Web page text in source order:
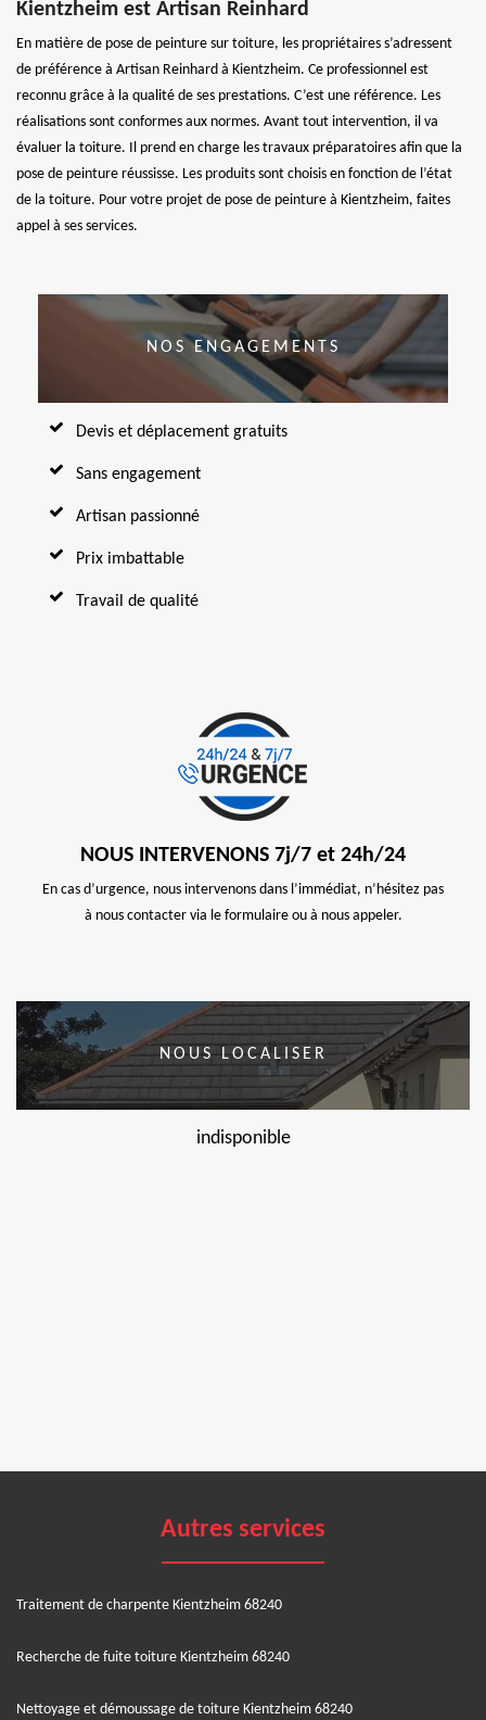
Kientzheim est Artisan Reinhard
En matière de pose de peinture sur toiture, les propriétaires s’adressent
de préférence à Artisan Reinhard à Kientzheim. Ce professionnel est
reconnu grâce à la qualité de ses prestations. C’est une référence. Les
réalisations sont conformes aux normes. Avant tout intervention, il va
évaluer la toiture. Il prend en charge les travaux préparatoires afin que la
pose de peinture réussisse. Les produits sont choisis en fonction de l’état
de la toiture. Pour votre projet de pose de peinture à Kientzheim, faites
appel à ses services.
NOS ENGAGEMENTS
Devis et déplacement gratuits
Sans engagement
Artisan passionné
Prix imbattable
Travail de qualité
NOUS INTERVENONS 7j/7 et 24h/24
En cas d’urgence, nous intervenons dans l’immédiat, n’hésitez pas
à nous contacter via le formulaire ou à nous appeler.
NOUS LOCALISER
indisponible
Autres services
Traitement de charpente Kientzheim 68240
Recherche de fuite toiture Kientzheim 68240
Nettoyage et démoussage de toiture Kientzheim 68240